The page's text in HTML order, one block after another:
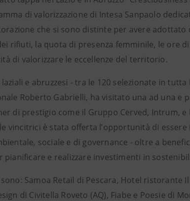
di valorizzazione di Intesa Sanpaolo
che si sono distinte per avere adottato
rifiuti, la quota di presenza femminile, le ore
di valorizzare le eccellenze del territorio.
e abruzzesi - tra le 120 selezionate in
Roberto Gabrielli, ha visitato una ad una e
di prestigio come il Gruppo Cerved, Intrum, e
vincitrici è stata offerta l’opportunità di
sociale e di governance - oltre a
pianificare e realizzare investimenti in
Samoa Retail di Pescara, Hotel ristorante
di Civitella Roveto (AQ), Fiabe e Poesie di